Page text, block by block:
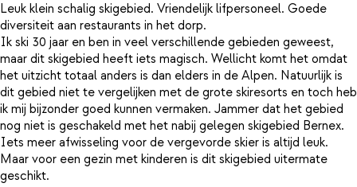
Leuk klein schalig skigebied. Vriendelijk lifpersoneel. Goede
diversiteit aan restaurants in het dorp.
Ik ski 30 jaar en ben in veel verschillende gebieden geweest,
maar dit skigebied heeft iets magisch. Wellicht komt het omdat
het uitzicht totaal anders is dan elders in de Alpen. Natuurlijk is
dit gebied niet te vergelijken met de grote skiresorts en toch heb
ik mij bijzonder goed kunnen vermaken. Jammer dat het gebied
nog niet is geschakeld met het nabij gelegen skigebied Bernex.
Iets meer afwisseling voor de vergevorde skier is altijd leuk.
Maar voor een gezin met kinderen is dit skigebied uitermate